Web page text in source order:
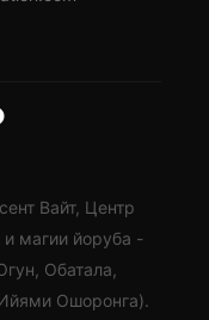
Вайт, Центр
и магии йоруба -
Обатала,
Ошоронга).